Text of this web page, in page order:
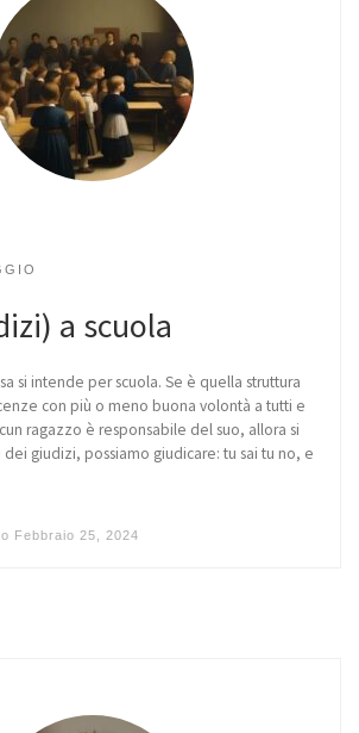
a scuola
si intende per scuola. Se è quella struttura
con più o meno buona volontà a tutti e
ragazzo è responsabile del suo, allora si
giudizi, possiamo giudicare: tu sai tu no, e
Febbraio 25, 2024